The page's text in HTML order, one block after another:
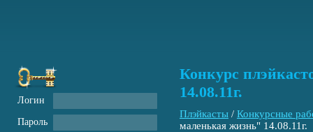
Конкурс
14.08.11г.
Плэйкасты / Конкурсные
маленькая жизнь" 14.08.11г.
Логин
Пароль